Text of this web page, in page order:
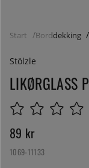
Start Borddekking
Stölzle
LIKØRGLASS
89 kr
1069-11133